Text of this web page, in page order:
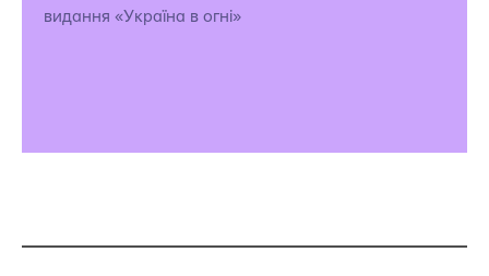
видання «Україна в огні»